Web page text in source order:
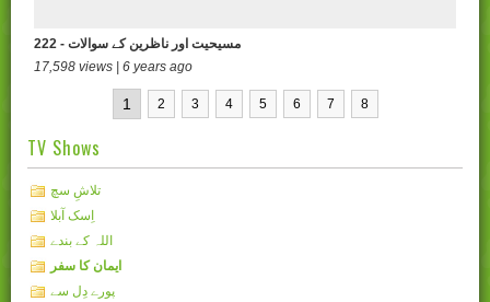
222 - مسیحیت اور ناظرین کے سوالات
17,598 views | 6 years ago
1 2 3 4 5 6 7 8
TV Shows
تلاشِ سچ
اِسک آبلا
اللہ کے بندے
ایمان کا سفر
پورے دِل سے